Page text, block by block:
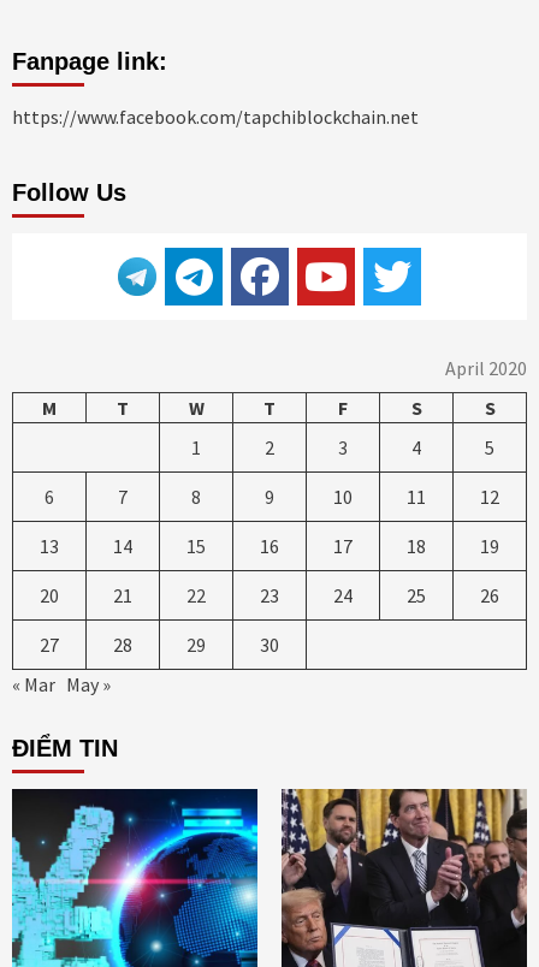
Fanpage link:
https://www.facebook.com/tapchiblockchain.net
Follow Us
April 2020
M
T W T F S
S
1
2 3 4 5
6 7 8 9 10 11 12
13 14 15 16 17 18 19
20 21 22 23 24 25 26
27 28 29
30
« Mar May »
ĐIỂM TIN